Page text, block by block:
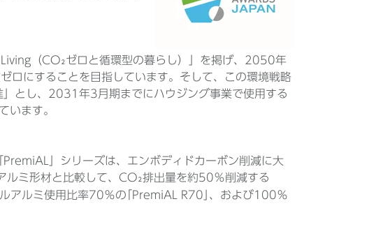
（CO₂ゼロと循環型の暮らし）」を掲げ、2050年
ロにすることを目指しています。そして、この環境戦略
とし、2031年3月期までにハウジング事業で使用する
います。
」シリーズは、エンボディドカーボン削減に大
ミ形材と比較して、CO₂排出量を約50％削減する
アルミ使用比率70％の｢PremiAL R70｣、および100％